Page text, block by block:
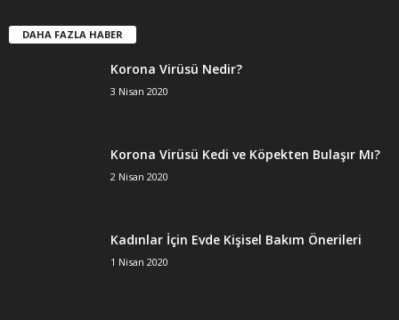
DAHA FAZLA HABER
Korona Virüsü Nedir?
3 Nisan 2020
Korona Virüsü Kedi ve Köpekten Bulaşır Mı?
2 Nisan 2020
Kadınlar İçin Evde Kişisel Bakım Önerileri
1 Nisan 2020